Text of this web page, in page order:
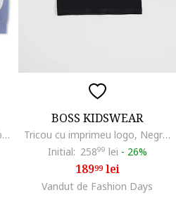
Trening din amestec de bumbac cu logo, Negru/Albastru prafuit
BOSS KIDSWEAR
Tricou cu imprimeu logo, Negru/Maro deschis
Initial: 25899 lei - 26%
18999lei
Vandut de Fashion Days